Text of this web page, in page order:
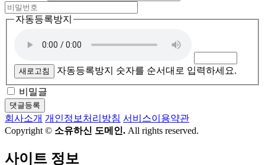
자동등록방지
새로고침 자동등록방지 숫자를 순서대로 입력하세요.
비밀글
댓글등록
회사소개 개인정보처리방침 서비스이용약관
Copyright © 소유하신 도메인. All rights reserved.
사이트 정보